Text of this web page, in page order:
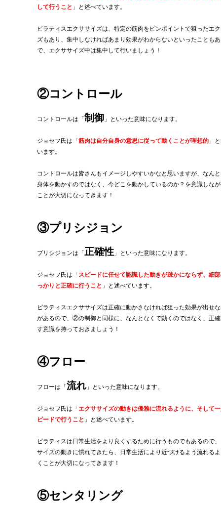
して行うこと 」と述べています。
ピラティスエクササイズは、特定の筋肉をピンポイントで狙ったエ
ズもあり、集中しなければあまり効果がわからないといったことも
で、エクササイズ中は集中して行いましょう！
②コントロール
コントロールは「制御」といった意味になります。
ジョセフ氏は「筋肉は自分自身の意思に従って動くことが理想的」
います。
コントロールは皆さんもイメージしやすいかなと思いますが、なん
身体を動かすのではなく、今どこを動かしているのか？を意識しな
ことが大切になってきます！
③プリシジョン
プリシジョンは「正確性」といった意味になります。
ジョセフ氏は「スピードに任せて認識した動きが疎かにならず、細
っかりと正確に行うこと 」と述べています。
ピラティスエクササイズは正確に動かさなければ狙った効果が出せ
があるので、②の制御と同様に、なんとなくで動くのではなく、正
す意識を持っておきましょう！
④フロー
フローは「流れ」といった意味になります。
ジョセフ氏は「エクササイズの動きは優雅に流れるように、そして
ピードで行うこと 」と述べています。
ピラティスは日常生活をより良くするために行うものでもあるので
サイズの動きに慣れてきたら、日常生活により近づけるよう流れる
くことが大切になってきます！
⑤センタリング